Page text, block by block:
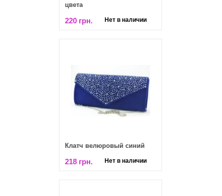
цвета
220 грн. Нет в наличии
Клатч велюровый синий
218 грн. Нет в наличии